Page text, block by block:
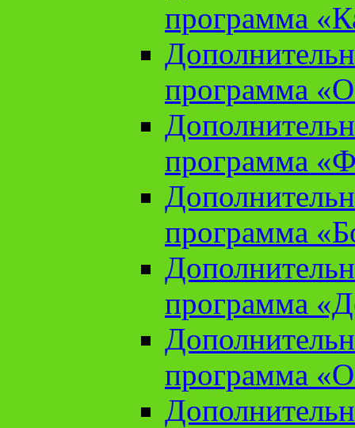
программа
программа
программа
программа
программа
программа